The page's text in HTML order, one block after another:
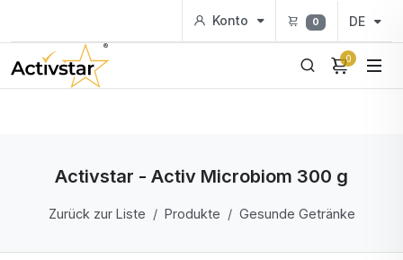
Konto 0 DE
0
Activstar - Activ Microbiom 300 g
Zurück zur Liste Produkte Gesunde Getränke